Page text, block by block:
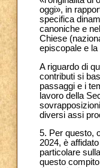
oggi», in
specifica
canoniche e
Chiese
episcopale e la
A riguardo di
contributi si
passaggi e i
lavoro della
diversi assi
5. Per questo,
2024, è
particolare
questo